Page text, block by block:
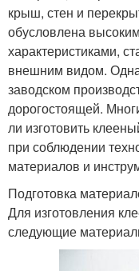
крыш, стен и
обусловлена
характеристиками,
внешним видом.
заводском
дорогостоящей.
ли изготовить
при соблюдении
материалов и
Подготовка
Для изготовления
следующие